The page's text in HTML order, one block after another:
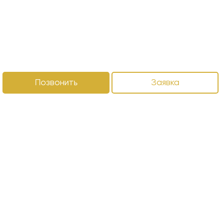
Позвонить Заявка